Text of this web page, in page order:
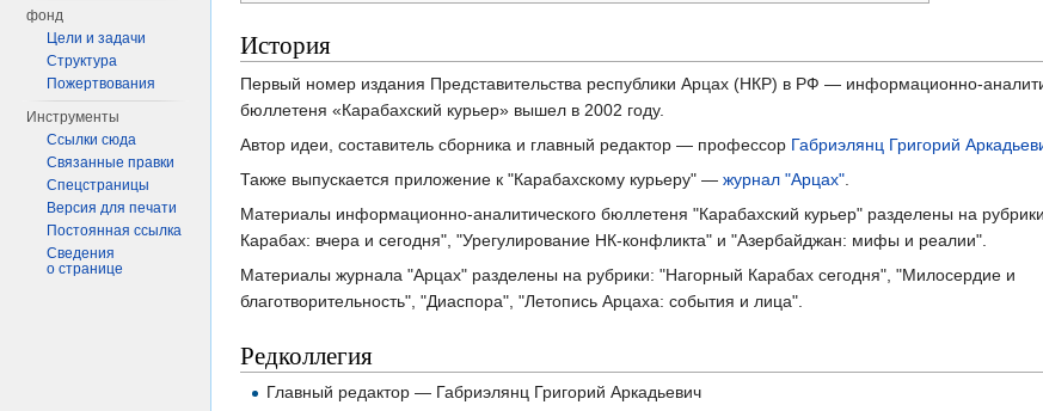
История
Первый номер издания Представительства республики Арцах (НКР) в РФ — информационно-
бюллетеня «Карабахский курьер» вышел в 2002 году.
Автор идеи, составитель сборника и главный редактор — профессор Габриэлянц Григорий
Также выпускается приложение к "Карабахскому курьеру" — журнал "Арцах"
Материалы информационно-аналитического бюллетеня "Карабахский курьер" разделены на
Карабах: вчера и сегодня", "Урегулирование НК-конфликта" и "Азербайджан: мифы и реалии".
Материалы журнала "Арцах" разделены на рубрики: "Нагорный Карабах сегодня", "Милосердие и
благотворительность", "Диаспора", "Летопись Арцаха: события и лица".
Редколлегия
Главный редактор — Габриэлянц Григорий Аркадьевич
фонд
Цели и задачи
Структура
Пожертвования
Инструменты
Ссылки сюда
Связанные правки
Спецстраницы
Версия для печати
Постоянная ссылка
Сведения
о странице